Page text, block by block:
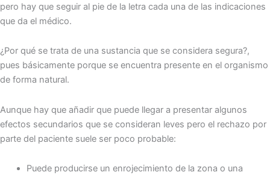
pero hay que seguir al pie de la letra cada una de las indicaciones
que da el médico.
¿Por qué se trata de una sustancia que se considera segura?,
pues básicamente porque se encuentra presente en el organismo
de forma natural.
Aunque hay que añadir que puede llegar a presentar algunos
efectos secundarios que se consideran leves pero el rechazo por
parte del paciente suele ser poco probable:
Puede producirse un enrojecimiento de la zona o una